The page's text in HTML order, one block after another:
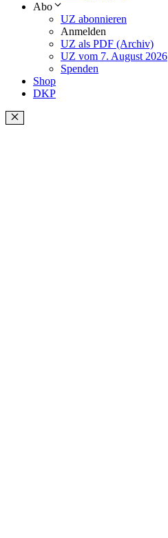
Abo
UZ abonnieren
Anmelden
UZ als PDF (Archiv)
UZ vom 7. August 2026
Spenden
Shop
DKP
Schließen